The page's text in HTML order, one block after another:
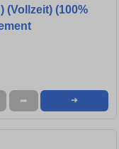
(Vollzeit) (100%
➦ ➜